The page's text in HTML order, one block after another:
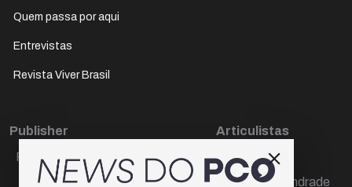
Quem passa por aqui
Entrevistas
Revista Viver Brasil
Publisher
Paulo Cesar de Oliveira
Articulistas
Décio Freire
Dr Marcos Andrade